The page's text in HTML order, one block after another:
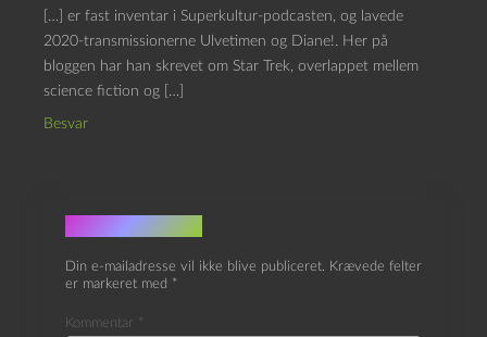
[…] er fast inventar i Superkultur-podcasten, og lavede
2020-transmissionerne Ulvetimen og Diane!. Her på
bloggen har han skrevet om Star Trek, overlappet mellem
science fiction og […]
Besvar
Skriv et svar
Din e-mailadresse vil ikke blive publiceret. Krævede felter
er markeret med *
Kommentar *